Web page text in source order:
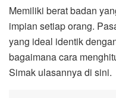
Memiliki berat badan
impian setiap orang.
yang ideal identik
bagaimana cara
Simak ulasannya di sini.